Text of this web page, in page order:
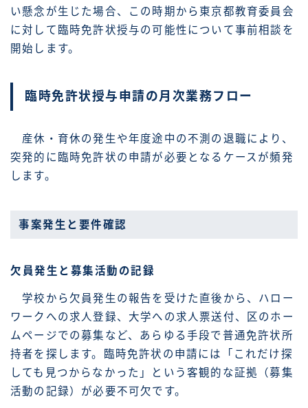
い懸念が生じた場合、この時期から東京都教育委員会
に対して臨時免許状授与の可能性について事前相談を
開始します。
臨時免許状授与申請の月次業務フロー
産休・育休の発生や年度途中の不測の退職により、
突発的に臨時免許状の申請が必要となるケースが頻発
します。
事案発生と要件確認
欠員発生と募集活動の記録
学校から欠員発生の報告を受けた直後から、ハロー
ワークへの求人登録、大学への求人票送付、区のホー
ムページでの募集など、あらゆる手段で普通免許状所
持者を探します。臨時免許状の申請には「これだけ探
しても見つからなかった」という客観的な証拠（募集
活動の記録）が必要不可欠です。